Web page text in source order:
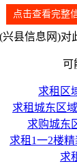
点击查看完整
县信息网)
可
求租区
求租城东区
求购城东
求租1一2楼
求